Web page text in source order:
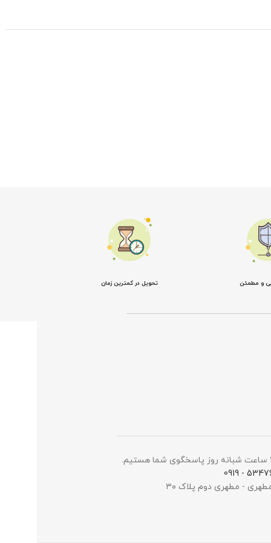
و مطمئن تحویل در کمترین زمان
5347698
- مطهری دوم پلاک ۳۰